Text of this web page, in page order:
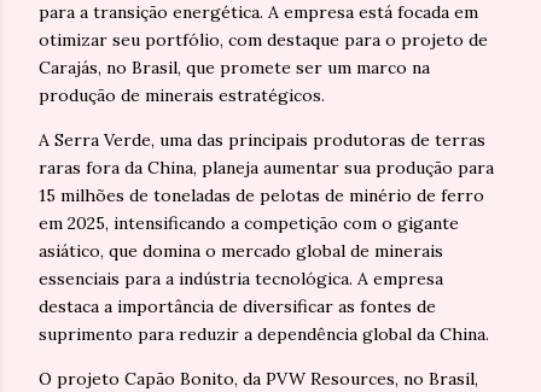
para a transição energética. A empresa está focada em
otimizar seu portfólio, com destaque para o projeto de
Carajás, no Brasil, que promete ser um marco na
produção de minerais estratégicos.
A Serra Verde, uma das principais produtoras de terras
raras fora da China, planeja aumentar sua produção para
15 milhões de toneladas de pelotas de minério de ferro
em 2025, intensificando a competição com o gigante
asiático, que domina o mercado global de minerais
essenciais para a indústria tecnológica. A empresa
destaca a importância de diversificar as fontes de
suprimento para reduzir a dependência global da China.
O projeto Capão Bonito, da PVW Resources, no Brasil,